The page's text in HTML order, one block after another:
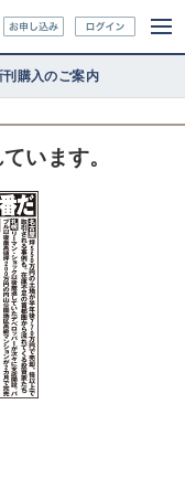
購入のご案内
います。